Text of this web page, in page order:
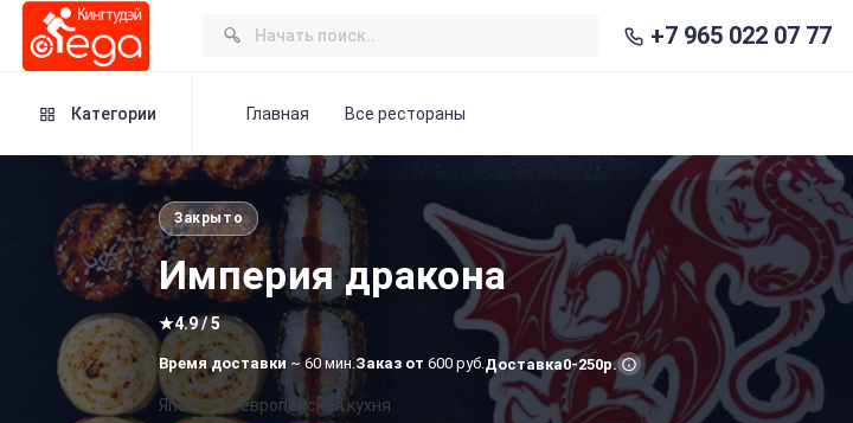
+7 965 022 07 77
Категории Главная Все рестораны
Закрыто
Империя дракона
★4.9 / 5
Время доставки ~ 60 мин.Заказ от 600 руб.Доставка0-250р.
Японская, европейская кухня